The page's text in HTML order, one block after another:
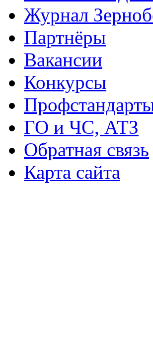
Журнал
Партнёры
Вакансии
Конкурсы
ГО и ЧС, АТЗ
Обратная связь
Карта сайта